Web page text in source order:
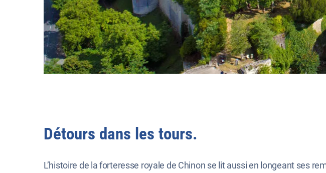
Détours dans les tours.
L’histoire de la forteresse royale de Chinon se lit aussi en longeant ses